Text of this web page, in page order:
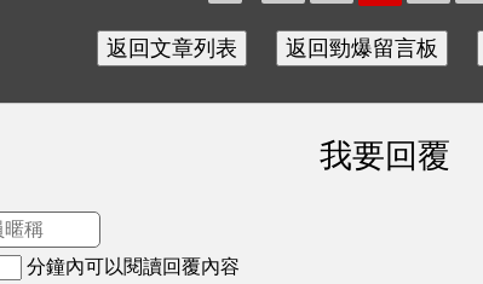
我要回覆
分鐘內可以閱讀回覆內容